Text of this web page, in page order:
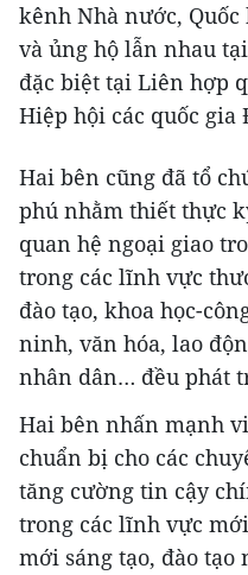
kênh Nhà nước,
và ủng hộ lẫn nhau
đặc biệt tại Liên hợp
Hiệp hội các quốc gia
Hai bên cũng đã tổ
phú nhằm thiết thực
quan hệ ngoại giao
trong các lĩnh vực
đào tạo, khoa học-
ninh, văn hóa, lao
nhân dân… đều phát
Hai bên nhấn mạnh
chuẩn bị cho các
tăng cường tin cậy
trong các lĩnh vực
mới sáng tạo, đào